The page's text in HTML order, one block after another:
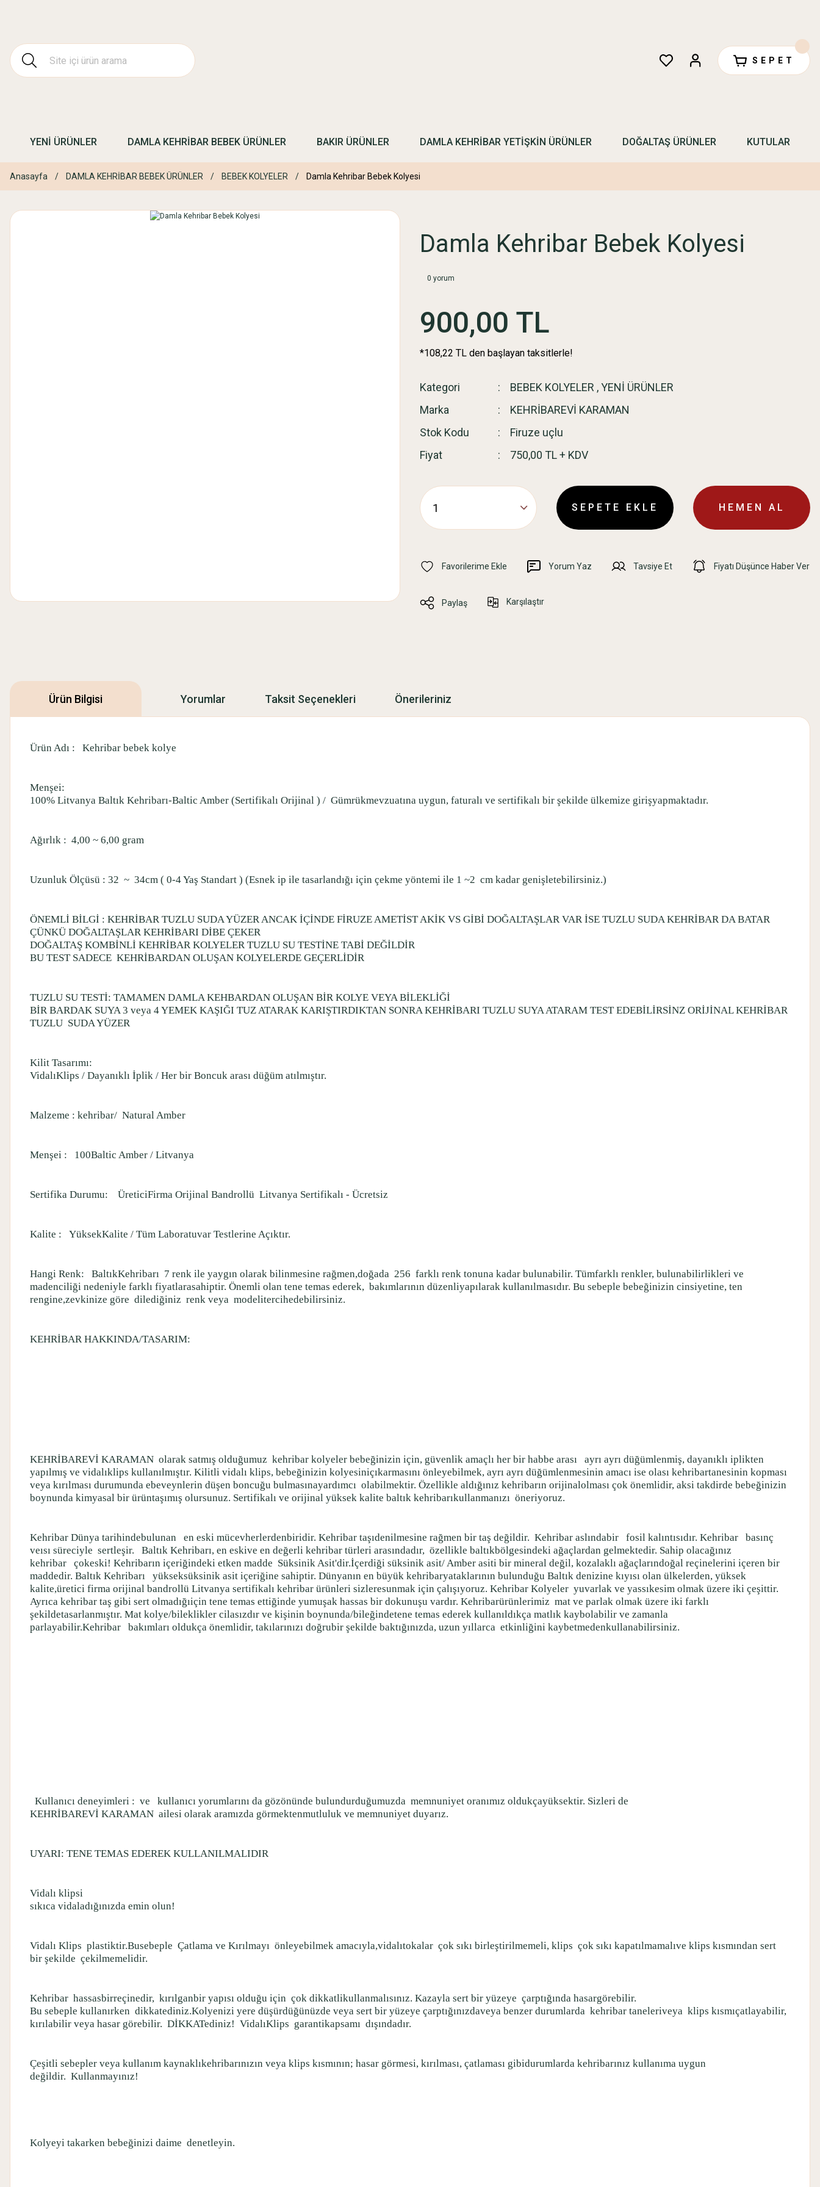
SEPET
YENİ ÜRÜNLER DAMLA KEHRİBAR BEBEK ÜRÜNLER BAKIR ÜRÜNLER DAMLA KEHRİBAR YETİŞKİN ÜRÜNLER DOĞALTAŞ ÜRÜNLER KUTULAR
Anasayfa DAMLA KEHRİBAR BEBEK ÜRÜNLER BEBEK KOLYELER Damla Kehribar Bebek Kolyesi
Damla Kehribar Bebek Kolyesi
0 yorum
900,00 TL
*108,22 TL den başlayan taksitlerle!
Kategori BEBEK KOLYELER ,YENİ ÜRÜNLER
Marka
KEHRİBAREVİ KARAMAN
Stok Kodu
Firuze uçlu
Fiyat
750,00 TL + KDV
SEPETE EKLE HEMEN AL
Yorum Yaz Tavsiye Et Fiyatı Düşünce Haber Ver
Paylaş Karşılaştır
Ürün Bilgisi Yorumlar Taksit Seçenekleri Önerileriniz
Ürün Adı : Kehribar bebek kolye
Menşei:
100% Litvanya Baltık Kehribarı-Baltic Amber (Sertifikalı Orijinal ) / Gümrükmevzuatına uygun, faturalı ve sertifikalı bir şekilde ülkemize girişyapmaktadır.
Ağırlık : 4,00 ~ 6,00 gram
Uzunluk Ölçüsü : 32 ~ 34cm ( 0-4 Yaş Standart ) (Esnek ip ile tasarlandığı için çekme yöntemi ile 1 ~2 cm kadar genişletebilirsiniz.)
ÖNEMLİ BİLGİ : KEHRİBAR TUZLU SUDA YÜZER ANCAK İÇİNDE FİRUZE AMETİST AKİK VS GİBİ DOĞALTAŞLAR VAR İSE TUZLU SUDA KEHRİBAR DA BATAR
ÇÜNKÜ DOĞALTAŞLAR KEHRİBARI DİBE ÇEKER
DOĞALTAŞ KOMBİNLİ KEHRİBAR KOLYELER TUZLU SU TESTİNE TABİ DEĞİLDİR
BU TEST SADECE KEHRİBARDAN OLUŞAN KOLYELERDE GEÇERLİDİR
TUZLU SU TESTİ: TAMAMEN DAMLA KEHBARDAN OLUŞAN BİR KOLYE VEYA BİLEKLİĞİ
BİR BARDAK SUYA 3 veya 4 YEMEK KAŞIĞI TUZ ATARAK KARIŞTIRDIKTAN SONRA KEHRİBARI TUZLU SUYA ATARAM TEST EDEBİLİRSİNZ ORİJİNAL KEHRİBAR
TUZLU SUDA YÜZER
Kilit Tasarımı:
VidalıKlips / Dayanıklı İplik / Her bir Boncuk arası düğüm atılmıştır.
Malzeme : kehribar/ Natural Amber
Menşei : 100Baltic Amber / Litvanya
Sertifika Durumu: ÜreticiFirma Orijinal Bandrollü Litvanya Sertifikalı - Ücretsiz
Kalite : YüksekKalite / Tüm Laboratuvar Testlerine Açıktır.
Hangi Renk: BaltıkKehribarı 7 renk ile yaygın olarak bilinmesine rağmen,doğada 256 farklı renk tonuna kadar bulunabilir. Tümfarklı renkler, bulunabilirlikleri ve
madenciliği nedeniyle farklı fiyatlarasahiptir. Önemli olan tene temas ederek, bakımlarının düzenliyapılarak kullanılmasıdır. Bu sebeple bebeğinizin cinsiyetine, ten
rengine,zevkinize göre dilediğiniz renk veya modelitercihedebilirsiniz.
KEHRİBAR HAKKINDA/TASARIM:
KEHRİBAREVİ KARAMAN olarak satmış olduğumuz kehribar kolyeler bebeğinizin için, güvenlik amaçlı her bir habbe arası
ayrı ayrı düğümlenmiş, dayanıklı iplikten
yapılmış ve vidalıklips kullanılmıştır. Kilitli vidalı klips, bebeğinizin kolyesiniçıkarmasını önleyebilmek, ayrı ayrı düğümlenmesinin amacı ise olası kehribartanesinin kopması
veya kırılması durumunda ebeveynlerin düşen boncuğu bulmasınayardımcı olabilmektir. Özellikle aldığınız kehribarın orijinalolması çok önemlidir, aksi takdirde bebeğinizin
boynunda kimyasal bir ürüntaşımış olursunuz. Sertifikalı ve orijinal yüksek kalite baltık kehribarıkullanmanızı öneriyoruz.
Kehribar Dünya tarihindebulunan en eski mücevherlerdenbiridir. Kehribar taşıdenilmesine rağmen bir taş değildir. Kehribar aslındabir fosil kalıntısıdır. Kehribar
basınç
veısı süreciyle sertleşir. Baltık Kehribarı, en eskive en değerli kehribar türleri arasındadır, özellikle baltıkbölgesindeki ağaçlardan gelmektedir. Sahip olacağınız
kehribar
çokeski! Kehribarın içeriğindeki etken madde Süksinik Asit'dir.İçerdiği süksinik asit/ Amber asiti bir mineral değil, kozalaklı ağaçlarındoğal reçinelerini içeren bir
maddedir. Baltık Kehribarı
yükseksüksinik asit içeriğine sahiptir. Dünyanın en büyük kehribaryataklarının bulunduğu Baltık denizine kıyısı olan ülkelerden, yüksek
kalite,üretici firma orijinal bandrollü Litvanya sertifikalı kehribar ürünleri sizleresunmak için çalışıyoruz. Kehribar Kolyeler yuvarlak ve yassıkesim olmak üzere iki çeşittir.
Ayrıca kehribar taş gibi sert olmadığıiçin tene temas ettiğinde yumuşak hassas bir dokunuşu vardır. Kehribarürünlerimiz mat ve parlak olmak üzere iki farklı
şekildetasarlanmıştır. Mat kolye/bileklikler cilasızdır ve kişinin boynunda/bileğindetene temas ederek kullanıldıkça matlık kaybolabilir ve zamanla
parlayabilir.Kehribar
bakımları oldukça önemlidir, takılarınızı doğrubir şekilde baktığınızda, uzun yıllarca etkinliğini kaybetmedenkullanabilirsiniz.
Kullanıcı deneyimleri : ve kullanıcı yorumlarını da gözönünde bulundurduğumuzda memnuniyet oranımız oldukçayüksektir. Sizleri de
KEHRİBAREVİ KARAMAN ailesi olarak aramızda görmektenmutluluk ve memnuniyet duyarız.
UYARI: TENE TEMAS EDEREK KULLANILMALIDIR
Vidalı klipsi
sıkıca vidaladığınızda emin olun!
Vidalı Klips plastiktir.Busebeple Çatlama ve Kırılmayı önleyebilmek amacıyla,vidalıtokalar çok sıkı birleştirilmemeli, klips çok sıkı kapatılmamalıve klips kısmından sert
bir şekilde çekilmemelidir.
Kehribar hassasbirreçinedir, kırılganbir yapısı olduğu için çok dikkatlikullanmalısınız. Kazayla sert bir yüzeye çarptığında hasargörebilir.
Bu sebeple kullanırken dikkatediniz.Kolyenizi yere düşürdüğünüzde veya sert bir yüzeye çarptığınızdaveya benzer durumlarda kehribar taneleriveya klips kısmıçatlayabilir,
kırılabilir veya hasar görebilir. DİKKATediniz! VidalıKlips garantikapsamı dışındadır.
Çeşitli sebepler veya kullanım kaynaklıkehribarınızın veya klips kısmının; hasar görmesi, kırılması, çatlaması gibidurumlarda kehribarınız kullanıma uygun
değildir. Kullanmayınız!
Kolyeyi takarken bebeğinizi daime denetleyin.